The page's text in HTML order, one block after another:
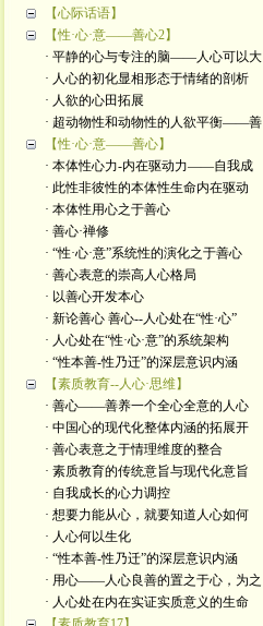
【心际话语】
【性·心·意——善心2】
· 平静的心与专注的脑——人心可以大
· 人心的初化显相形态于情绪的剖析
· 人欲的心田拓展
· 超动物性和动物性的人欲平衡——善
【性·心·意——善心】
· 本体性心力-内在驱动力——自我成
· 此性非彼性的本体性生命内在驱动
· 本体性用心之于善心
· 善心·禅修
· “性·心·意”系统性的演化之于善心
· 善心表意的崇高人心格局
· 以善心开发本心
· 新论善心 善心--人心处在“性·心”
· 人心处在“性·心·意”的系统架构
· “性本善-性乃迁”的深层意识内涵
【素质教育--人心·思维】
· 善心——善养一个全心全意的人心
· 中国心的现代化整体内涵的拓展开
· 善心表意之于情理维度的整合
· 素质教育的传统意旨与现代化意旨
· 自我成长的心力调控
· 想要力能从心，就要知道人心如何
· 人心何以生化
· “性本善-性乃迁”的深层意识内涵
· 用心——人心良善的置之于心，为之
· 人心处在内在实证实质意义的生命